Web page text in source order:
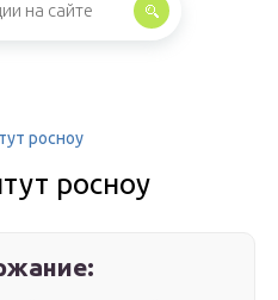
росноу
росноу